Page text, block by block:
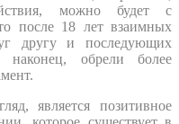
можно будет с
после 18 лет взаимных
другу и последующих
наконец, обрели более
является позитивное